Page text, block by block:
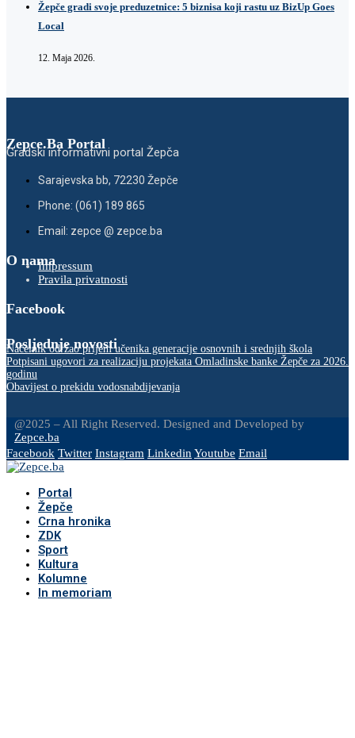
Žepče gradi svoje preduzetnice: 5 biznisa koji rastu uz BizUp Goes
Local
12. Maja 2026.
Zepce.Ba Portal
Gradski informativni portal Žepča
Sarajevska bb, 72230 Žepče
Phone: (061) 189 865
Email: zepce @ zepce.ba
O namaImpressum
Pravila privatnosti
Facebook
Posljednje novosti
Načelnik održao prijem učenika generacije osnovnih i srednjih škola
Potpisani ugovori za realizaciju projekata Omladinske banke Žepče za 2026.
godinu
Obavijest o prekidu vodosnabdijevanja
@2025 – All Right Reserved. Designed and Developed by
Zepce.ba
Facebook Twitter Instagram Linkedin Youtube Email
Portal
Žepče
Crna hronika
ZDK
Sport
Kultura
Kolumne
In memoriam